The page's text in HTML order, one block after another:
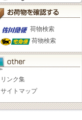
荷物検索
荷物検索
リンク集
サイトマップ